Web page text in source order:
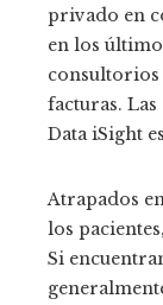
privado en
en los
consultorios
facturas.
Data iSight
Atrapados
los
Si